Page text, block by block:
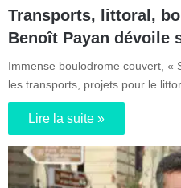
Transports, littoral,
Benoît Payan dévoile
Immense boulodrome couvert, «
les transports, projets pour le
Lire la suite »